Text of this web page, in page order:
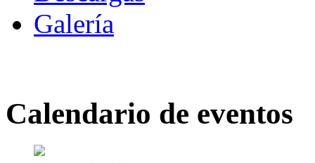
Galería
Calendario de eventos